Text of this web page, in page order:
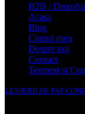
B2B /
Acasa
Blog
Contul meu
Despre noi
Contact
Termeni si
LENJERII DE PAT